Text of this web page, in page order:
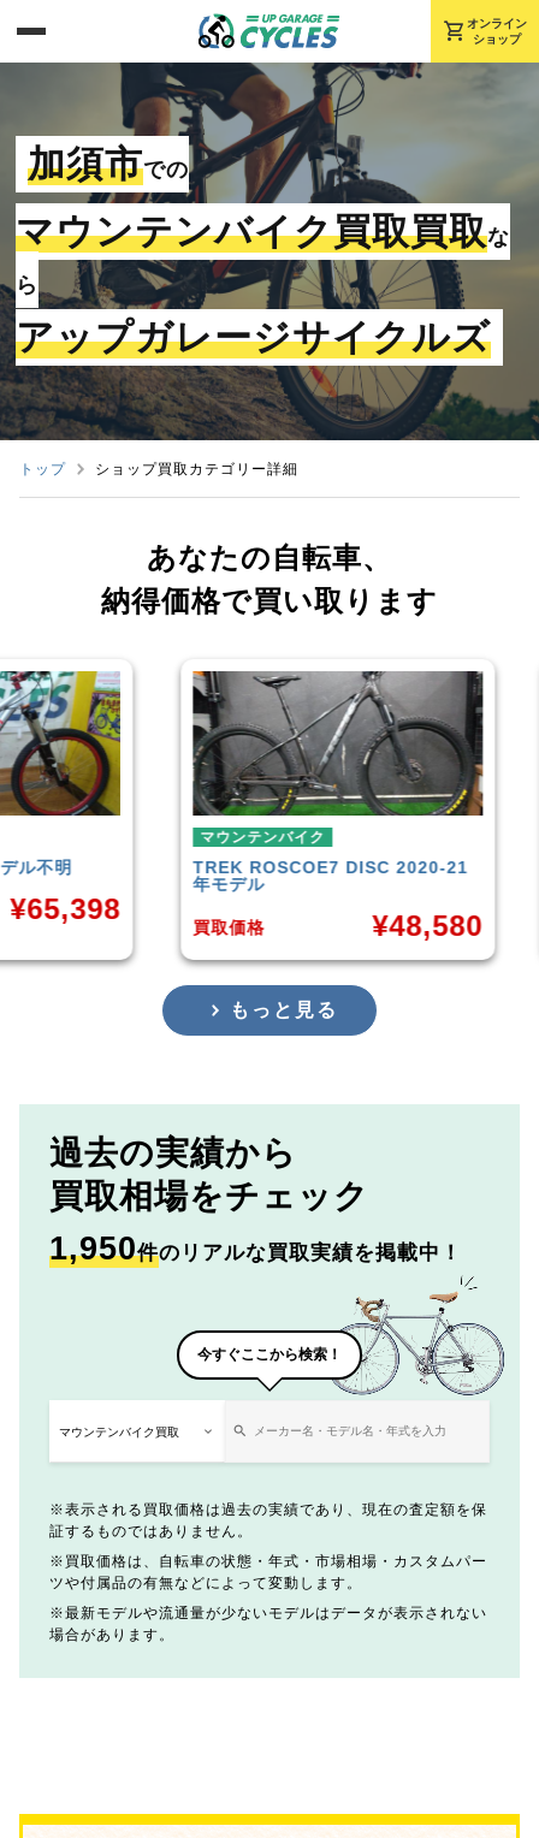
shopping_cart オンライン
ショップ
加須市での
マウンテンバイク買取買取な
ら
アップガレージサイクルズ
トップ ショップ買取カテゴリー詳細
あなたの自転車、
納得価格で買い取ります
マウンテンバイク
ROSCOE7 DISC 2020-21
¥ 48,580
Rocky
買取価格
もっと見る
過去の実績から
買取相場をチェック
1,950件のリアルな買取実績を掲載中！
今すぐここから検索！
表示される買取価格は過去の実績であり、現在の査定額を保
証するものではありません。
買取価格は、自転車の状態・年式・市場相場・カスタムパー
ツや付属品の有無などによって変動します。
最新モデルや流通量が少ないモデルはデータが表示されない
場合があります。